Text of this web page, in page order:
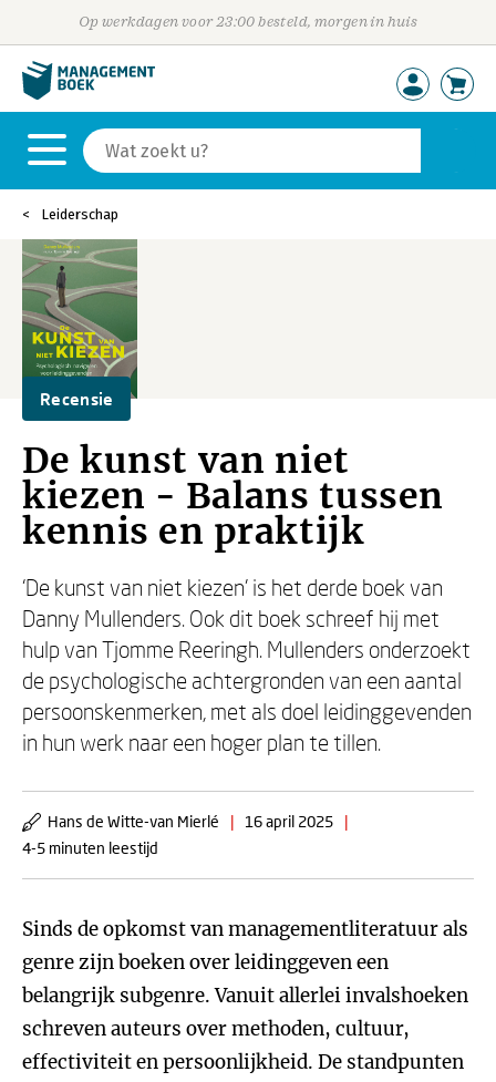
Op werkdagen voor 23:00 besteld, morgen in huis
Leiderschap
Recensie
De kunst van niet
kiezen - Balans tussen
kennis en praktijk
‘De kunst van niet kiezen’ is het derde boek van
Danny Mullenders. Ook dit boek schreef hij met
hulp van Tjomme Reeringh. Mullenders onderzoekt
de psychologische achtergronden van een aantal
persoonskenmerken, met als doel leidinggevenden
in hun werk naar een hoger plan te tillen.
Hans de Witte-van Mierlé | 16 april 2025
|
4-5 minuten leestijd
Sinds de opkomst van managementliteratuur als
genre zijn boeken over leidinggeven een
belangrijk subgenre. Vanuit allerlei invalshoeken
schreven auteurs over methoden, cultuur,
effectiviteit en persoonlijkheid. De standpunten